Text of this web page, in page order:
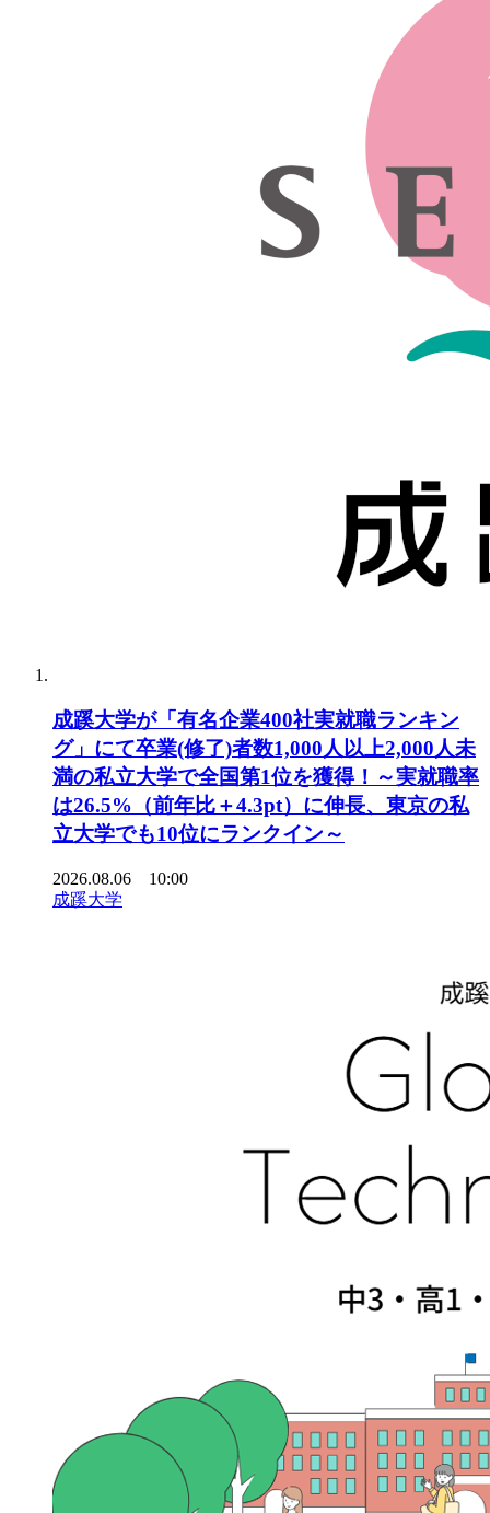
成蹊大学が「有名企業400社実就職ランキン
グ」にて卒業(修了)者数1,000人以上2,000人未
満の私立大学で全国第1位を獲得！～実就職率
は26.5%（前年比＋4.3pt）に伸長、東京の私
立大学でも10位にランクイン～
2026.08.06 10:00
成蹊大学